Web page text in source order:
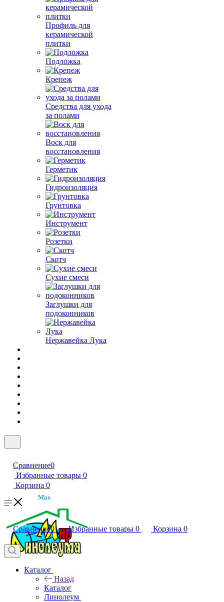
Профиль для
керамической
плитки
Подложка
Крепеж
Средства для ухода
за полами
Воск для
восстановления
Герметик
Гидроизоляция
Грунтовка
Инструмент
Розетки
Скотч
Сухие смеси
Заглушки для
подоконников
Нержавейка Лука
Сравнение0
Избранные товары 0
Корзина 0
Max
Сравнение0 Избранные товары 0 Корзина 0
Каталог
Назад
Каталог
Линолеум